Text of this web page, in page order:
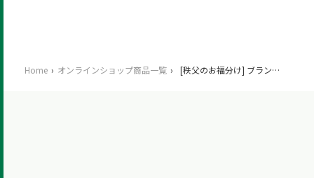
Home › オンラインショップ商品一覧 › [秩父のお福分け] ブランデー梅の炭酸のお酒 6本セット（ギフト箱入り）